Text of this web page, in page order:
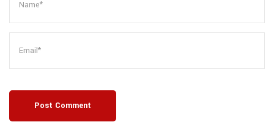
Post Comment